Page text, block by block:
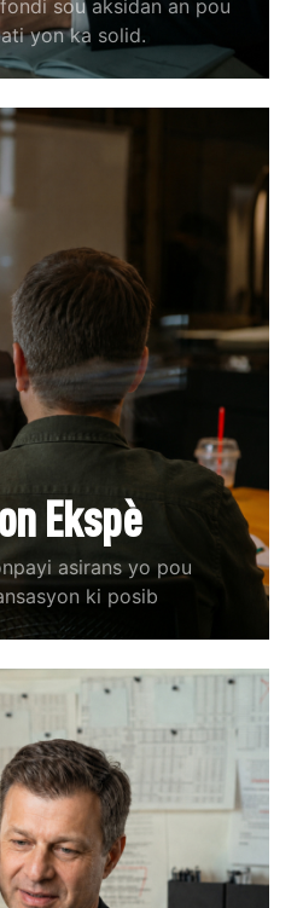
sou aksidan an pou
yon ka solid.
Ekspè
asirans yo pou
ki posib